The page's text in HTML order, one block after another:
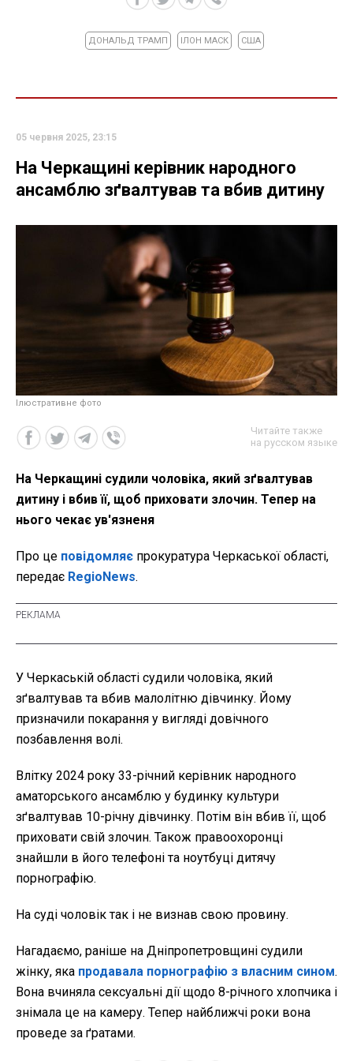
ДОНАЛЬД ТРАМП ІЛОН МАСК США
05 червня 2025, 23:15
На Черкащині керівник народного
ансамблю зґвалтував та вбив дитину
Ілюстративне фото
Читайте также
на русском языке
На Черкащині судили чоловіка, який зґвалтував
дитину і вбив її, щоб приховати злочин. Тепер на
нього чекає ув'язненя
Про це повідомляє прокуратура Черкаської області,
передає RegioNews.
У Черкаській області судили чоловіка, який
зґвалтував та вбив малолітню дівчинку. Йому
призначили покарання у вигляді довічного
позбавлення волі.
Влітку 2024 року 33-річний керівник народного
аматорського ансамблю у будинку культури
зґвалтував 10-річну дівчинку. Потім він вбив її, щоб
приховати свій злочин. Також правоохоронці
знайшли в його телефоні та ноутбуці дитячу
порнографію.
На суді чоловік так і не визнав свою провину.
Нагадаємо, раніше на Дніпропетровщині судили
жінку, яка продавала порнографію з власним сином.
Вона вчиняла сексуальні дії щодо 8-річного хлопчика і
знімала це на камеру. Тепер найближчі роки вона
проведе за ґратами.